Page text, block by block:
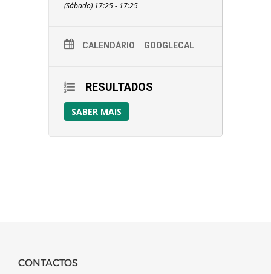
(Sábado) 17:25 - 17:25
CALENDÁRIO GOOGLECAL
RESULTADOS
SABER MAIS
CONTACTOS